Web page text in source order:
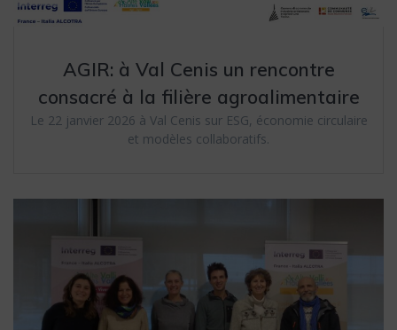
AGIR: à Val Cenis un rencontre
consacré à la filière agroalimentaire
Le 22 janvier 2026 à Val Cenis sur ESG, économie circulaire
et modèles collaboratifs.